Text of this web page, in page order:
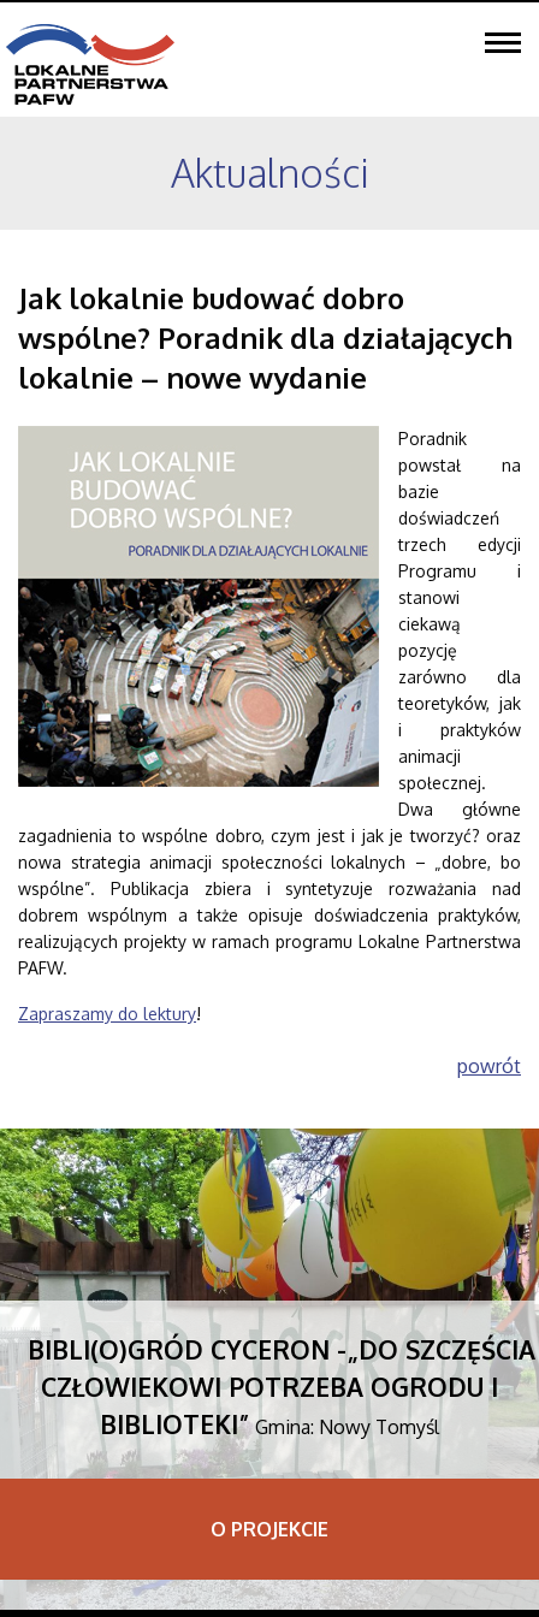
Aktualności
Jak lokalnie budować dobro
wspólne? Poradnik dla działających
lokalnie – nowe wydanie
Poradnik
powstał na
bazie
doświadczeń
trzech edycji
Programu i
stanowi
ciekawą
pozycję
zarówno dla
teoretyków, jak
i praktyków
animacji
społecznej.
Dwa główne
zagadnienia to wspólne dobro, czym jest i jak je tworzyć? oraz
nowa strategia animacji społeczności lokalnych – „dobre, bo
wspólne”. Publikacja zbiera i syntetyzuje rozważania nad
dobrem wspólnym a także opisuje doświadczenia praktyków,
realizujących projekty w ramach programu Lokalne Partnerstwa
PAFW.
Zapraszamy do lektury!
powrót
BIBLI(O)GRÓD CYCERON -„DO SZCZĘŚCIA
CZŁOWIEKOWI POTRZEBA OGRODU I
BIBLIOTEKI”Gmina: Nowy Tomyśl
O PROJEKCIE
Społeczność Animatorów
Mediateka
Metoda animacji
Publikacja naukowa
Strefa ARP